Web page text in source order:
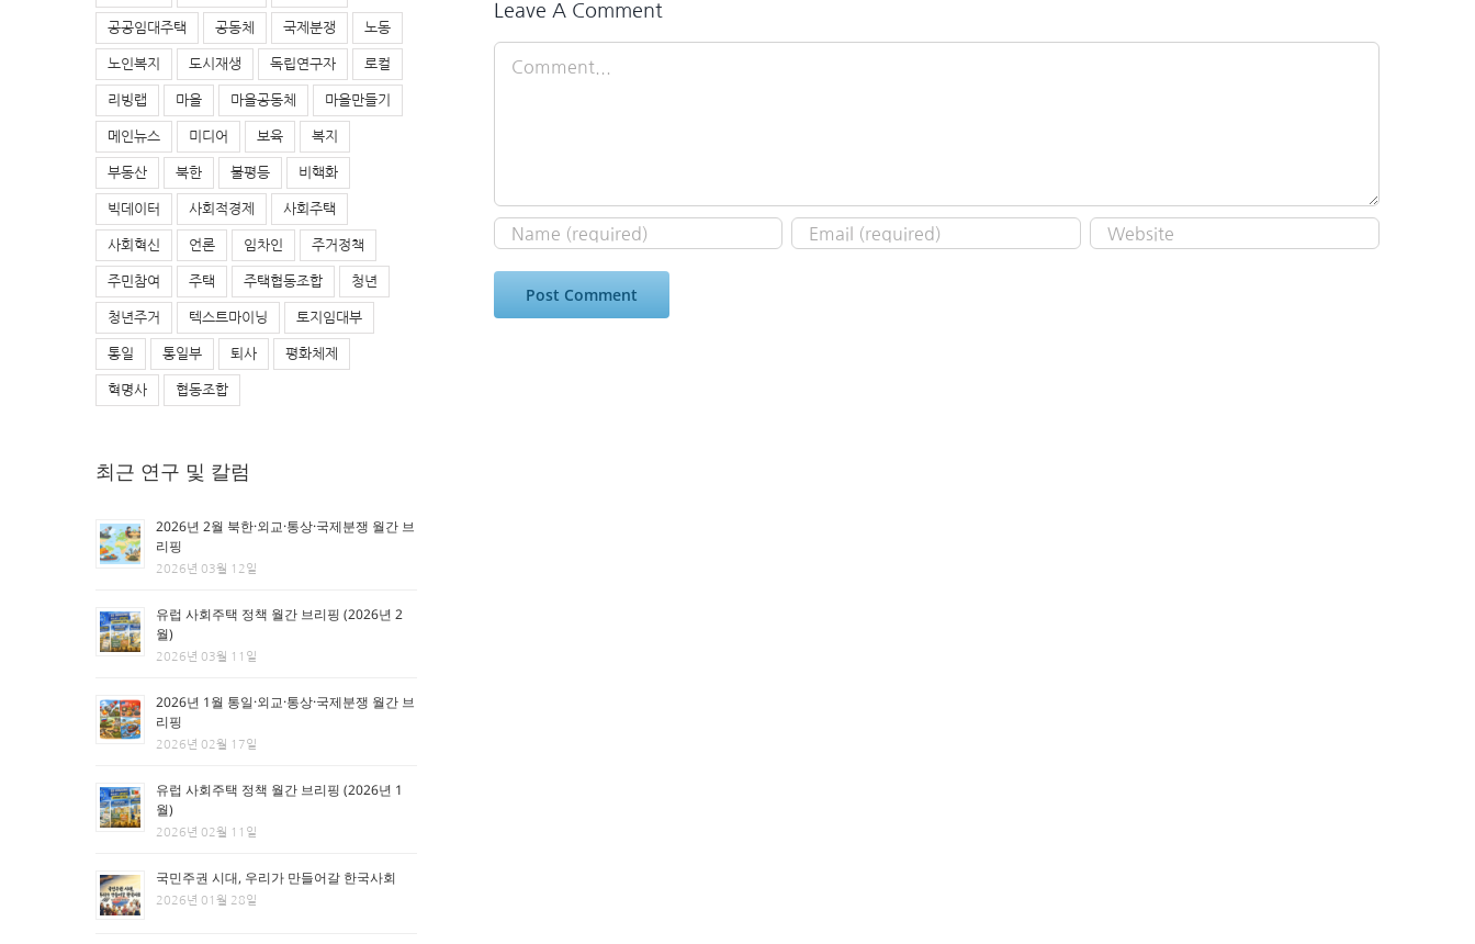
Leave A Comment
공공임대주택 공동체 국제분쟁 노동
노인복지 도시재생 독립연구자 로컬
리빙랩 마을 마을공동체 마을만들기
메인뉴스 미디어 보육 복지
부동산 북한 불평등 비핵화
빅데이터 사회적경제 사회주택
사회혁신 언론 임차인 주거정책
주민참여 주택 주택협동조합 청년
청년주거 텍스트마이닝 토지임대부
통일 통일부 퇴사 평화체제
혁명사 협동조합
최근 연구 및 칼럼
2026년 2월 북한·외교·통상·국제분쟁 월간 브
리핑
2026년 03월 12일
유럽 사회주택 정책 월간 브리핑 (2026년 2
월)
2026년 03월 11일
2026년 1월 통일·외교·통상·국제분쟁 월간 브
리핑
2026년 02월 17일
유럽 사회주택 정책 월간 브리핑 (2026년 1
월)
2026년 02월 11일
국민주권 시대, 우리가 만들어갈 한국사회
2026년 01월 28일